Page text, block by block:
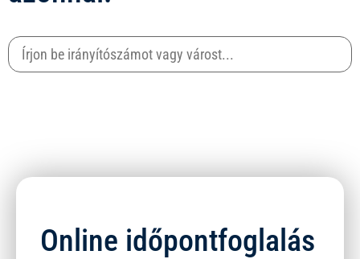
Online időpontfoglalás